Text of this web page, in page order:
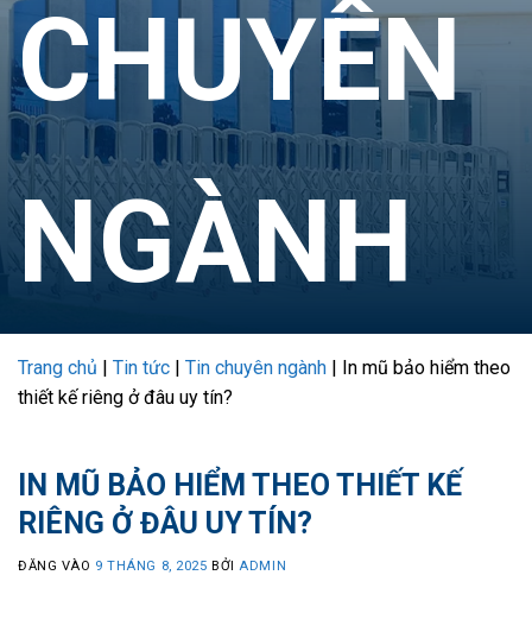
CHUYÊN
NGÀNH
Trang chủ | Tin tức | Tin chuyên ngành | In mũ bảo hiểm theo
thiết kế riêng ở đâu uy tín?
IN MŨ BẢO HIỂM THEO THIẾT KẾ
RIÊNG Ở ĐÂU UY TÍN?
ĐĂNG VÀO 9 THÁNG 8, 2025 BỞI ADMIN